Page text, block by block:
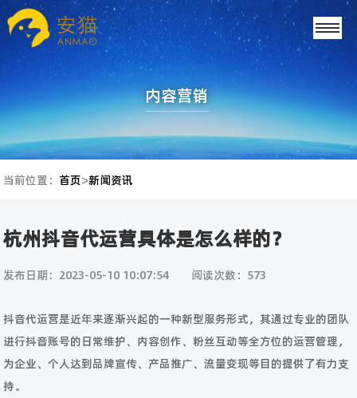
内容营销
当前位置：首页>新闻资讯
杭州抖音代运营具体是怎么样的？
发布日期：2023-05-10 10:07:54 阅读次数：573
抖音代运营是近年来逐渐兴起的一种新型服务形式，其通过专业的团队
进行抖音账号的日常维护、内容创作、粉丝互动等全方位的运营管理，
为企业、个人达到品牌宣传、产品推广、流量变现等目的提供了有力支
持。